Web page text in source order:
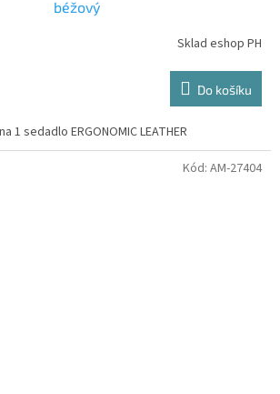
béžový
Sklad eshop PH
Do košíku
1 sedadlo ERGONOMIC LEATHER
Kód: AM-27404